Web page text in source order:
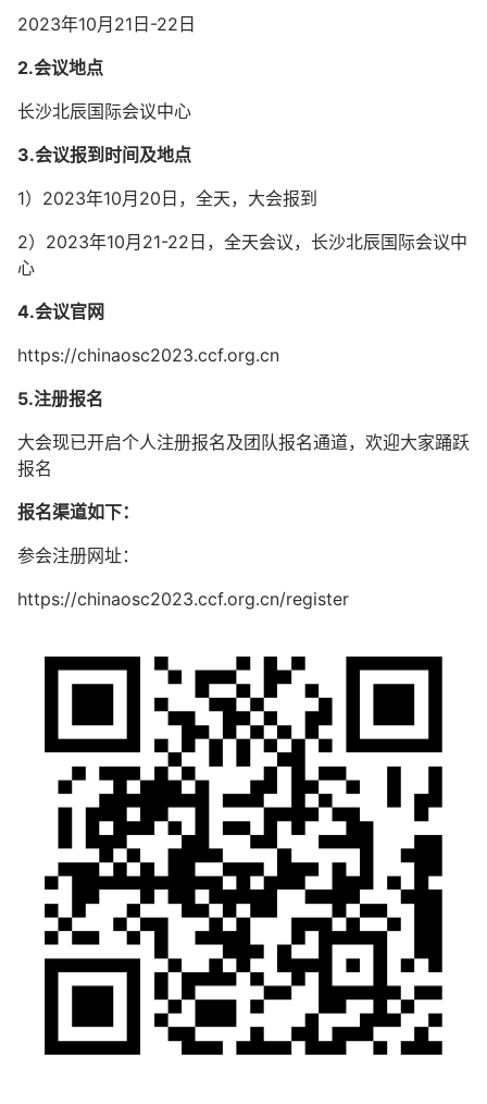
2023年10月21日-22日
2.会议地点
长沙北辰国际会议中心
3.会议报到时间及地点
1）2023年10月20日，全天，大会报到
2）2023年10月21-22日，全天会议，长沙北辰国际会议中
心
4.会议官网
https://chinaosc2023.ccf.org.cn
5.注册报名
大会现已开启个人注册报名及团队报名通道，欢迎大家踊跃
报名
报名渠道如下：
参会注册网址：
https://chinaosc2023.ccf.org.cn/register